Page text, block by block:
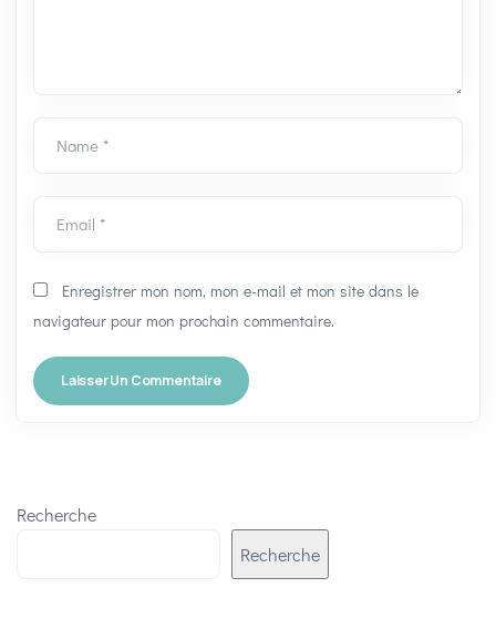
Name *
Email *
Enregistrer mon nom, mon e-mail et mon site dans le
navigateur pour mon prochain commentaire.
Recherche
Recherche